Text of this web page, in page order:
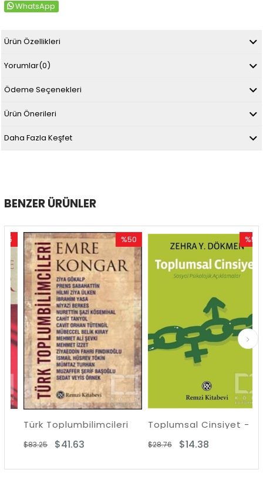
WhatsApp
Ürün Özellikleri
Yorumlar(0)
Ödeme Seçenekleri
Ürün Önerileri
Daha Fazla Keşfet
BENZER ÜRÜNLER
Türk Toplumbilimcileri
$41.63
$83.25
%50
%50İndirim
Toplumsal Cinsiyet - Sosyal Psikolojik Açıklamalar
$14.38
$28.76
%50